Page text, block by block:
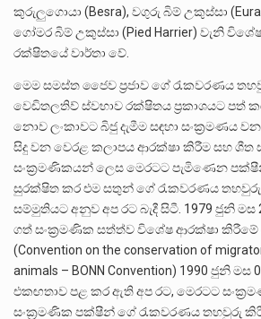
කුරුලුගොයා (Besra), වගුරු බිම් උකුස්සා
ගෝමර බිම් උකුස්සා (Pied Harrier) වැනි
රක්ෂිතයේ වාර්තා වේ.
මෙම සමස්ත ජෛව ප්‍රජාව ගේ රැකවරණය
වෙඩිතලතිව් ස්වභාව රක්ෂිතය ප්‍රකාශයට පත්
නොව ලංකාවට බිජු දැමීම සඳහා සංක්‍රමණය
සිදු වන වෙරළ කලාපය ආරක්ෂා කිරීම සහ ශීත
සංක්‍රමණිකයන් ලෙස මෙරටට පැමිණෙන
සුරක්ෂිත කර එම සතුන් ගේ රැකවරණය
සම්මුතියට අනුව අප රට බැදී සිටී. 1979 ජුනි
ගත් සංක්‍රමණික සත්ත්ව විශේෂ ආරක්ෂා
(Convention on the conservation of
animals – BONN Convention) 1990 ජුනි
එකඟතාව පළ කර ඇති අප රට, මෙරටට
සංක්‍රමණික පක්ෂීන් ගේ රැකවරණය තහවුරු